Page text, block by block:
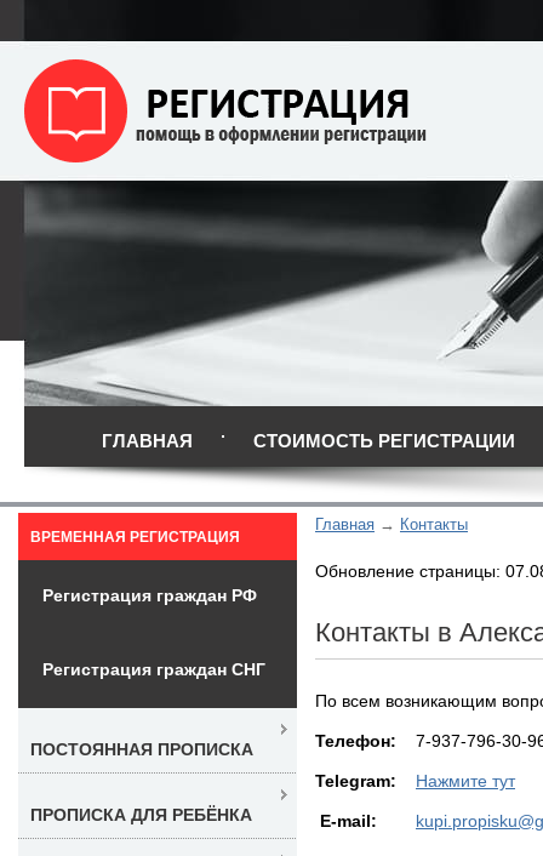
ГЛАВНАЯ СТОИМОСТЬ РЕГИСТРАЦИИ
Главная Контакты
Обновление страницы:
Контакты в
По всем возникающим
Teлефон: 7-937-796-30-
Telegram: Нажмите тут
E-mail:
ВРЕМЕННАЯ РЕГИСТРАЦИЯ
Регистрация граждан РФ
Регистрация граждан СНГ
ПОСТОЯННАЯ ПРОПИСКА
ПРОПИСКА ДЛЯ РЕБЁНКА